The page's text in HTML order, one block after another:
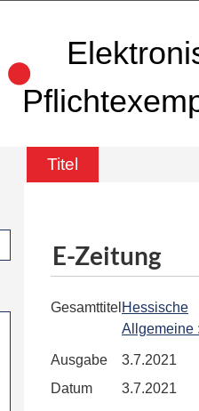
Titel
E-Zeitung
Gesamttitel Hessische
Allgemeine
Ausgabe
3.7.2021
Datum
3.7.2021